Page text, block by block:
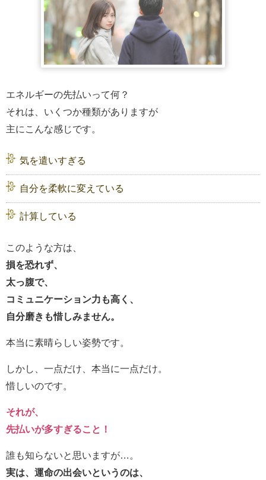
エネルギーの先払いって何？
それは、いくつか種類がありますが
主にこんな感じです。
気を遣いすぎる
自分を柔軟に変えている
計算している
このような方は、
損を恐れず、
太っ腹で、
コミュニケーション力も高く、
自分磨きも惜しみません。
本当に素晴らしい姿勢です。
しかし、一点だけ、本当に一点だけ。
惜しいのです。
それが、
先払いが多すぎること！
誰も知らないと思いますが…。
実は、運命の出会いというのは、